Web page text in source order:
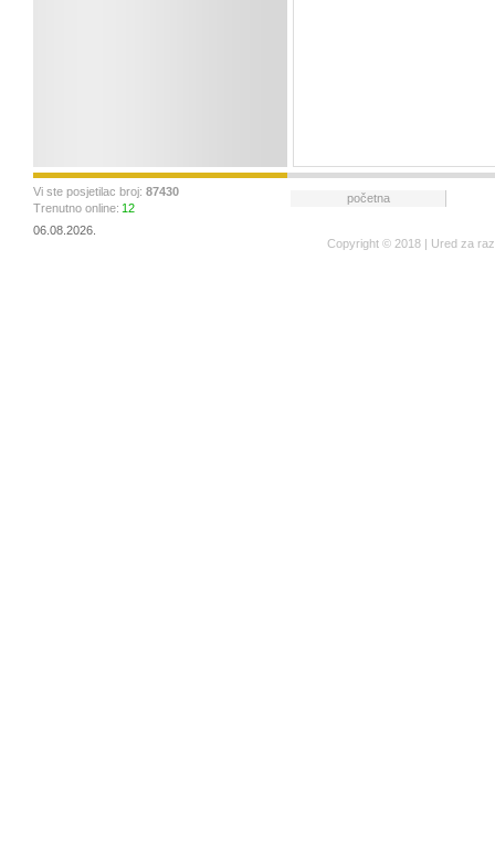
Vi ste posjetilac broj: 87430
Trenutno online: 12
06.08.2026.
početna
Copyright © 2018 | Ured za